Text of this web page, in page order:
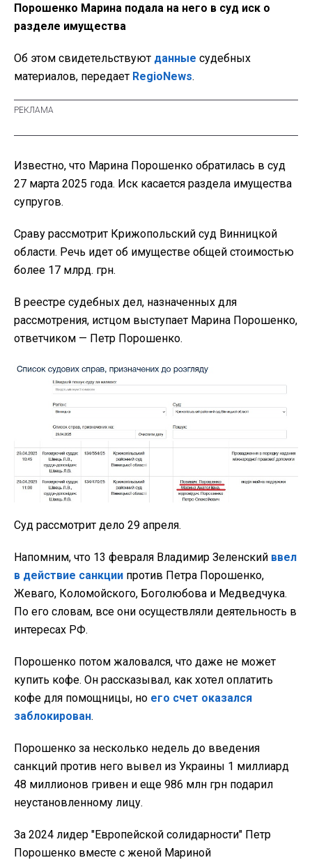
Порошенко Марина подала на него в суд иск о
разделе имущества
Об этом свидетельствуют данные судебных
материалов, передает RegioNews.
Известно, что Марина Порошенко обратилась в суд
27 марта 2025 года. Иск касается раздела имущества
супругов.
Сраву рассмотрит Крижопольский суд Винницкой
области. Речь идет об имуществе общей стоимостью
более 17 млрд. грн.
В реестре судебных дел, назначенных для
рассмотрения, истцом выступает Марина Порошенко,
ответчиком — Петр Порошенко.
Суд рассмотрит дело 29 апреля.
Напомним, что 13 февраля Владимир Зеленский ввел
в действие санкции против Петра Порошенко,
Жеваго, Коломойского, Боголюбова и Медведчука.
По его словам, все они осуществляли деятельность в
интересах РФ.
Порошенко потом жаловался, что даже не может
купить кофе. Он рассказывал, как хотел оплатить
кофе для помощницы, но его счет оказался
заблокирован.
Порошенко за несколько недель до введения
санкций против него вывел из Украины 1 миллиард
48 миллионов гривен и еще 986 млн грн подарил
неустановленному лицу.
За 2024 лидер "Европейской солидарности" Петр
Порошенко вместе с женой Мариной